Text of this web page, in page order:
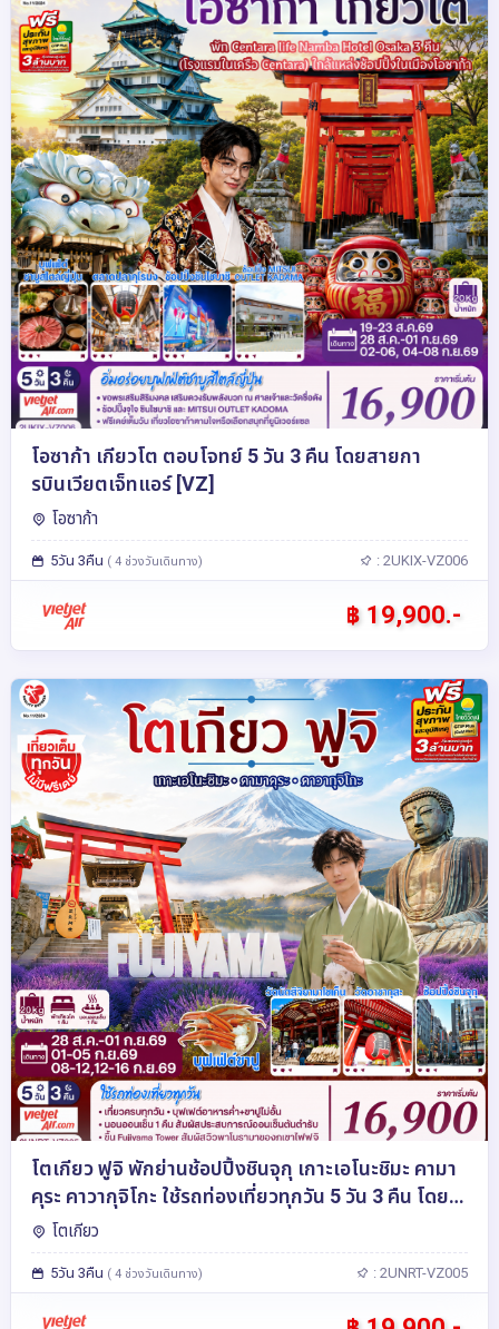
โอซาก้า เกียวโต ตอบโจทย์ 5 วัน 3 คืน โดยสายกา
รบินเวียตเจ็ทแอร์ [VZ]
โอซาก้า
5วัน 3คืน ( 4 ช่วงวันเดินทาง) : 2UKIX-VZ006
฿ 19,900.-
โตเกียว ฟูจิ พักย่านช้อปปิ้งชินจุกุ เกาะเอโนะชิมะ คามา
คุระ คาวากุจิโกะ ใช้รถท่องเที่ยวทุกวัน 5 วัน 3 คืน โดย
สายการบินเวียตเจ็ทแอร์ [VZ]
โตเกียว
5วัน 3คืน ( 4 ช่วงวันเดินทาง) : 2UNRT-VZ005